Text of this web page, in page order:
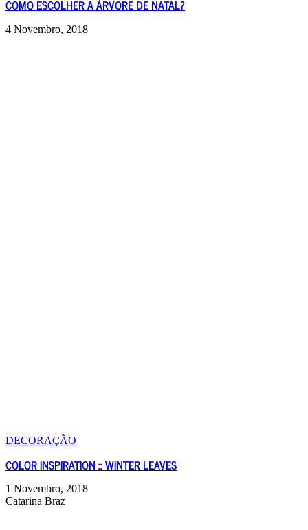
COMO ESCOLHER A ÁRVORE DE NATAL?
4 Novembro, 2018
DECORAÇÃO
COLOR INSPIRATION :: WINTER LEAVES
1 Novembro, 2018
Catarina Braz